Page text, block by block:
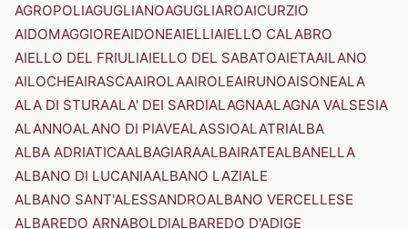
AGROPOLIAGUGLIANOAGUGLIAROAICURZIO
AIDOMAGGIOREAIDONEAIELLIAIELLO CALABRO
AIELLO DEL FRIULIAIELLO DEL SABATOAIETAAILANO
AILOCHEAIRASCAAIROLAAIROLEAIRUNOAISONEALA
ALA DI STURAALA' DEI SARDIALAGNAALAGNA VALSESIA
ALANNOALANO DI PIAVEALASSIOALATRIALBA
ALBA ADRIATICAALBAGIARAALBAIRATEALBANELLA
ALBANO DI LUCANIAALBANO LAZIALE
ALBANO SANT'ALESSANDROALBANO VERCELLESE
ALBAREDO ARNABOLDIALBAREDO D'ADIGE